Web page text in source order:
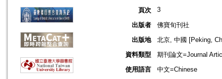
頁次 3
出版者
佛寶旬刊社
出版地
北京, 中國 [Peking,
資料類型
期刊論文=Journal
使用語言
中文=Chinese